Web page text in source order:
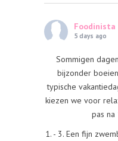
Foodinista
5 days ago
Sommigen
bijzonder
typische
kiezen we voor
pas na
1. - 3. Een fijn